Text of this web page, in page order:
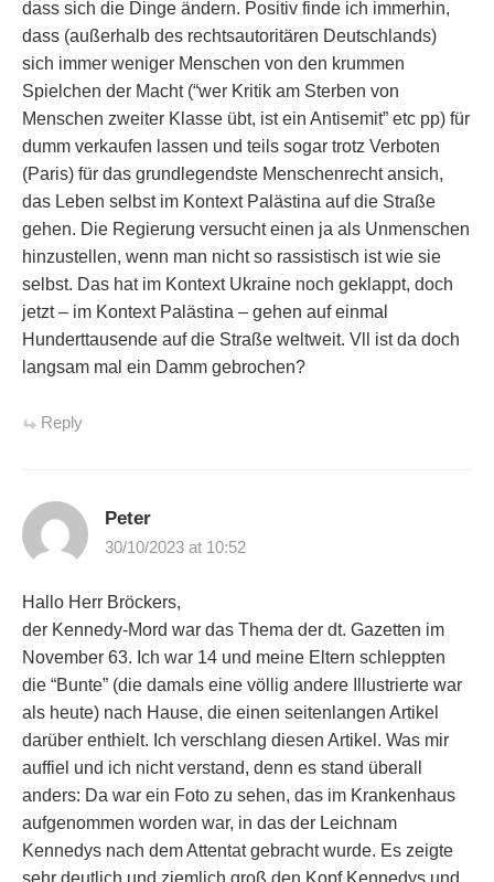
dass sich die Dinge ändern. Positiv finde ich immerhin,
dass (außerhalb des rechtsautoritären Deutschlands)
sich immer weniger Menschen von den krummen
Spielchen der Macht (“wer Kritik am Sterben von
Menschen zweiter Klasse übt, ist ein Antisemit” etc pp) für
dumm verkaufen lassen und teils sogar trotz Verboten
(Paris) für das grundlegendste Menschenrecht ansich,
das Leben selbst im Kontext Palästina auf die Straße
gehen. Die Regierung versucht einen ja als Unmenschen
hinzustellen, wenn man nicht so rassistisch ist wie sie
selbst. Das hat im Kontext Ukraine noch geklappt, doch
jetzt – im Kontext Palästina – gehen auf einmal
Hunderttausende auf die Straße weltweit. Vll ist da doch
langsam mal ein Damm gebrochen?
Reply
Peter
30/10/2023 at 10:52
Hallo Herr Bröckers,
der Kennedy-Mord war das Thema der dt. Gazetten im
November 63. Ich war 14 und meine Eltern schleppten
die “Bunte” (die damals eine völlig andere Illustrierte war
als heute) nach Hause, die einen seitenlangen Artikel
darüber enthielt. Ich verschlang diesen Artikel. Was mir
auffiel und ich nicht verstand, denn es stand überall
anders: Da war ein Foto zu sehen, das im Krankenhaus
aufgenommen worden war, in das der Leichnam
Kennedys nach dem Attentat gebracht wurde. Es zeigte